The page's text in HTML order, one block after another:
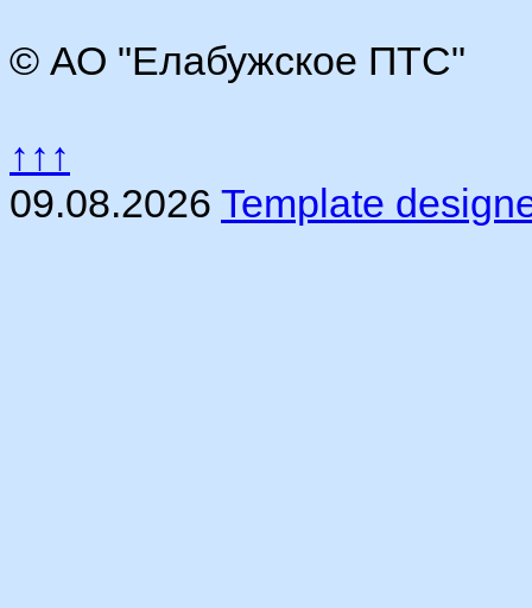
© АО "Елабужское ПТС"
↑↑↑
09.08.2026 Template